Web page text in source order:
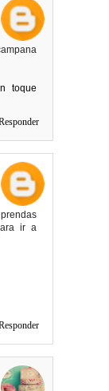
toque
ir a